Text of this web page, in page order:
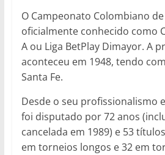
O Campeonato Colombiano
oficialmente conhecido como
A ou Liga BetPlay Dimayor. A
aconteceu em 1948, tendo
Santa Fe.
Desde o seu profissionalismo
foi disputado por 72 anos
cancelada em 1989) e 53
em torneios longos e 32 em